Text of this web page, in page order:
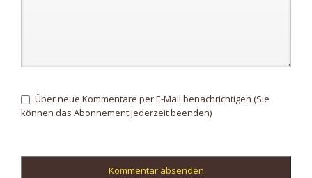
Über neue Kommentare per E-Mail benachrichtigen (Sie
können das Abonnement jederzeit beenden)
Kommentar absenden